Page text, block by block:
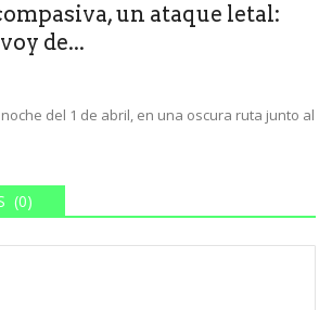
un ataque letal:
de...
del 1 de abril, en una oscura ruta junto al
(0)